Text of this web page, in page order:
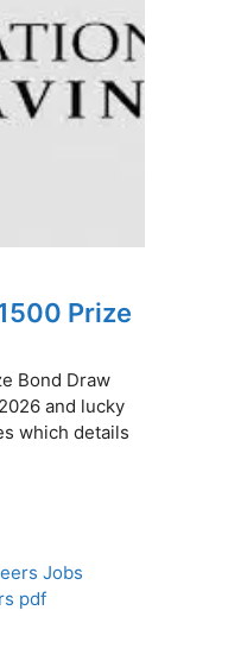
Prize
Bond Draw
and lucky
which details